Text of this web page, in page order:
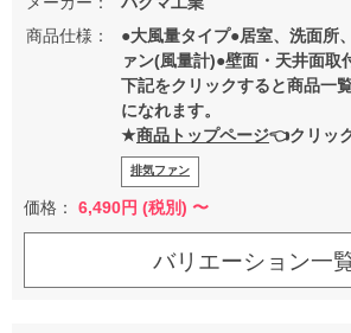
商品仕様：
●大風量タイプ●居室、洗面所
ァン(風量計)●壁面・天井面取
下記をクリックすると商品一
になれます。
★商品トップページ👈クリッ
排気ファン
価格： 6,490円 (税別) 〜
バリエーション一